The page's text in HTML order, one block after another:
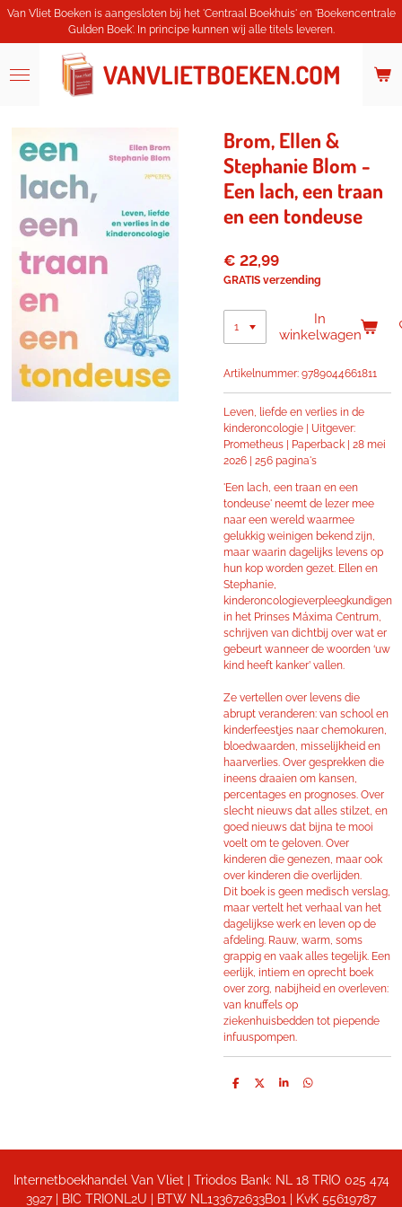
Ga
hoofdinhoud
VANVLIETBOEKEN.COM
Van Vliet Boeken is aangesloten bij het 'Centraal Boekhuis' en 'Boekencentrale
Gulden Boek'. In principe kunnen wij alle titels leveren.
Brom, Ellen &
Stephanie Blom -
Een lach, een traan
en een tondeuse
€ 22,99
GRATIS verzending
In
winkelwagen
Artikelnummer: 9789044661811
Leven, liefde en verlies in de
kinderoncologie | Uitgever:
Prometheus | Paperback | 28 mei
2026 | 256 pagina's
'Een lach, een traan en een
tondeuse' neemt de lezer mee
naar een wereld waarmee
gelukkig weinigen bekend zijn,
maar waarin dagelijks levens op
hun kop worden gezet. Ellen en
Stephanie,
kinderoncologieverpleegkundigen
in het Prinses Máxima Centrum,
schrijven van dichtbij over wat er
gebeurt wanneer de woorden ‘uw
kind heeft kanker’ vallen.
Ze vertellen over levens die
abrupt veranderen: van school en
kinderfeestjes naar chemokuren,
bloedwaarden, misselijkheid en
haarverlies. Over gesprekken die
ineens draaien om kansen,
percentages en prognoses. Over
slecht nieuws dat alles stilzet, en
goed nieuws dat bijna te mooi
voelt om te geloven. Over
kinderen die genezen, maar ook
over kinderen die overlijden.
Dit boek is geen medisch verslag,
maar vertelt het verhaal van het
dagelijkse werk en leven op de
afdeling. Rauw, warm, soms
grappig en vaak alles tegelijk. Een
eerlijk, intiem en oprecht boek
over zorg, nabijheid en overleven:
van knuffels op
ziekenhuisbedden tot piepende
infuuspompen.
D
D
S
D
Internetboekhandel Van Vliet | Triodos Bank: NL 18 TRIO 025 474
3927 | BIC TRIONL2U | BTW NL133672633B01 | KvK 55619787